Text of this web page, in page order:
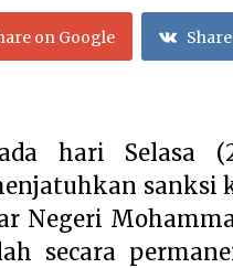
Hari
2026, 15.349
dalam
April 22,
on Google
hari Selasa
sanksi
Negeri
secara